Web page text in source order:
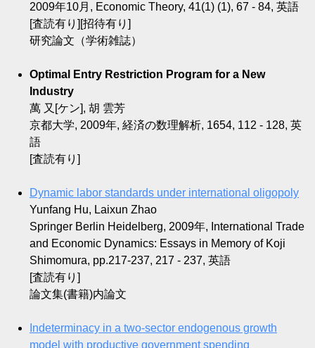
2009年10月, Economic Theory, 41(1) (1), 67 - 84, 英語
[査読有り][招待有り]
研究論文（学術雑誌）
Optimal Entry Restriction Program for a New
Industry
萬 又[ケン], 胡 雲芳
京都大学, 2009年, 経済の数理解析, 1654, 112 - 128, 英
語
[査読有り]
Dynamic labor standards under international oligopoly
Yunfang Hu, Laixun Zhao
Springer Berlin Heidelberg, 2009年, International Trade
and Economic Dynamics: Essays in Memory of Koji
Shimomura, pp.217-237, 217 - 237, 英語
[査読有り]
論文集(書籍)内論文
Indeterminacy in a two-sector endogenous growth
model with productive government spending